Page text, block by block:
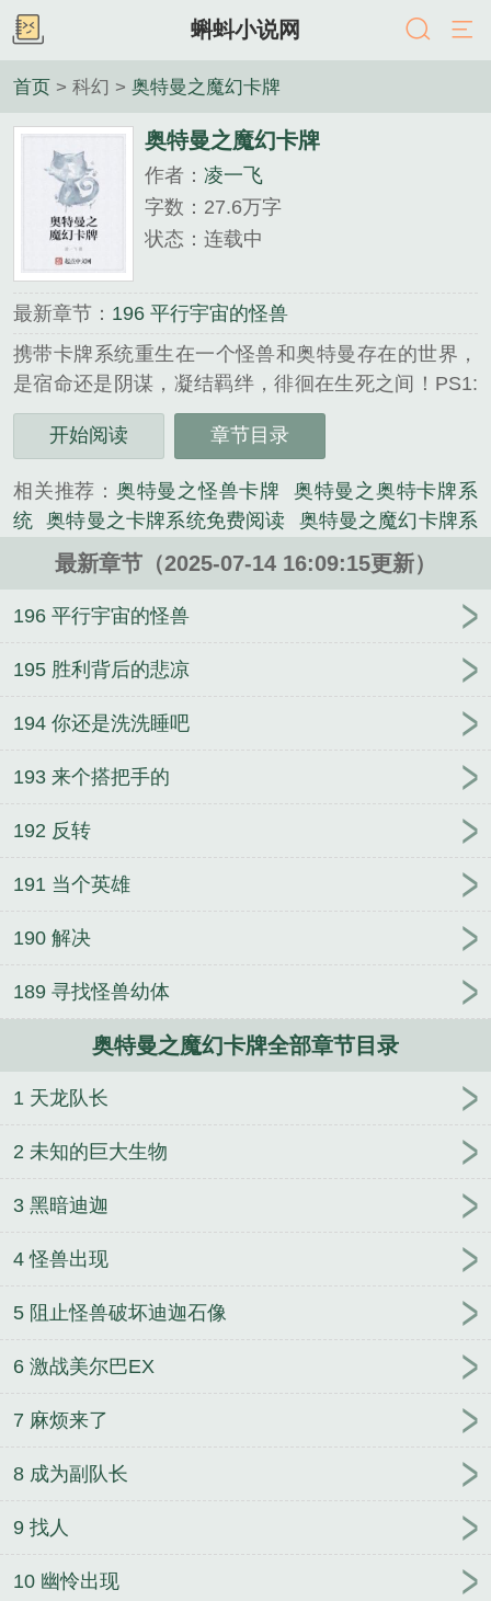
蝌蚪小说网
首页 > 科幻 > 奥特曼之魔幻卡牌
奥特曼之魔幻卡牌
作者： 凌一飞
字数：27.6万字
状态：连载中
最新章节： 196 平行宇宙的怪兽
携带卡牌系统重生在一个怪兽和奥特曼存在的世界，
是宿命还是阴谋，凝结羁绊，徘徊在生死之间！PS1:
推荐票不要停！PS2:简介写的再好，也等着你们看书
来评论好坏！PS3:打赏到舵主的位置可以进群来，或
有达到要求的话希望你们能够达到要求在进群，不要
说我贪财，我也只是想能够赚钱吃饭罢了。本站提
示：各位书友要是觉得《奥特曼之魔幻卡牌》还不错
《奥特曼之魔幻卡牌》是凌一飞精心创作的科幻类小
开始阅读 章节目录
相关推荐： 奥特曼之怪兽卡牌
奥特曼之奥特卡牌系
统
奥特曼之卡牌系统免费阅读
奥特曼之魔幻卡牌系
魔卡开局奥特曼 魔法奥特曼卡片
奥特曼之卡片
奥特曼之卡片游戏 奥特曼卡牌之王 奥特曼之
魔幻卡牌 凌一飞 奥特曼之怪兽卡牌融合系统
奥特
幻卡牌全文免费阅读
奥特曼之神级
契丹萧太后 最后一个发丘中郎将
【快
皇中二命运 美漫之哥谭黑暗教父
木叶里
的熔岩巨兽
纣王驾到之
叱咤封神
嫡女尚书凤仪传
宇宙战舰少女
最新章节（2025-07-14 16:09:15更新）
196 平行宇宙的怪兽
195 胜利背后的悲凉
194 你还是洗洗睡吧
193 来个搭把手的
192 反转
191 当个英雄
190 解决
189 寻找怪兽幼体
奥特曼之魔幻卡牌全部章节目录
1 天龙队长
2 未知的巨大生物
3 黑暗迪迦
4 怪兽出现
5 阻止怪兽破坏迪迦石像
6 激战美尔巴EX
7 麻烦来了
8 成为副队长
9 找人
10 幽怜出现